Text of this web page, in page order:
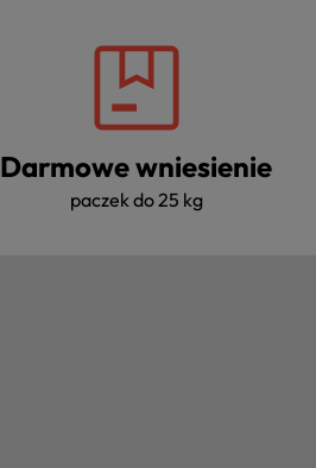
Darmowe wniesienie
paczek do 25 kg